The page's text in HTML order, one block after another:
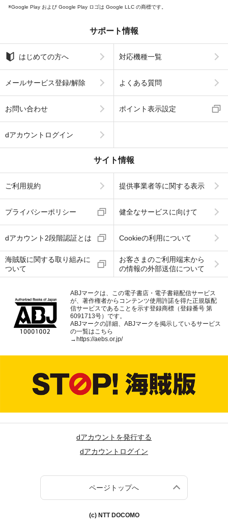
Google Play および Google Play ロゴは Google LLC の商標です。
サポート情報
はじめての方へ 対応機種一覧
メールサービス登録/解除 よくある質問
お問い合わせ ポイント表示設定
dアカウントログイン
サイト情報
ご利用規約 提供事業者等に関する表示
プライバシーポリシー 健全なサービスに向けて
dアカウント2段階認証とは Cookieの利用について
海賊版に関する取り組みに
ついて
お客さまのご利用端末から
の情報の外部送信について
ABJマークは、この電子書店・電子書籍配信サービス
が、著作権者からコンテンツ使用許諾を得た正規版配
信サービスであることを示す登録商標（登録番号 第
6091713号）です。
ABJマークの詳細、ABJマークを掲示しているサービス
の一覧はこちら
→https://aebs.or.jp/
dアカウントを発行する
dアカウントログイン
ページトップへ
(c) NTT DOCOMO